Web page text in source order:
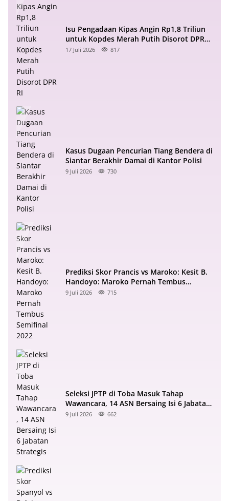
Isu Pengadaan Kipas Angin Rp1,8 Triliun
untuk Kopdes Merah Putih Disorot DPR
RI
17 Juli 2026 817
Kasus Dugaan Pencurian Tiang Bendera di
Siantar Berakhir Damai di Kantor Polisi
9 Juli 2026 730
Prediksi Skor Prancis vs Maroko: Kesit B.
Handoyo: Maroko Pernah Tembus
Semifinal 2022
9 Juli 2026 715
Seleksi JPTP di Toba Masuk Tahap
Wawancara, 14 ASN Bersaing Isi 6 Jabatan
Strategis
9 Juli 2026 662